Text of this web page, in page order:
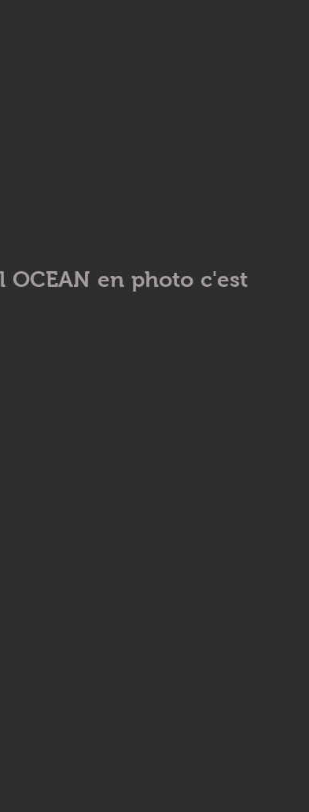
OCEAN en photo c'est